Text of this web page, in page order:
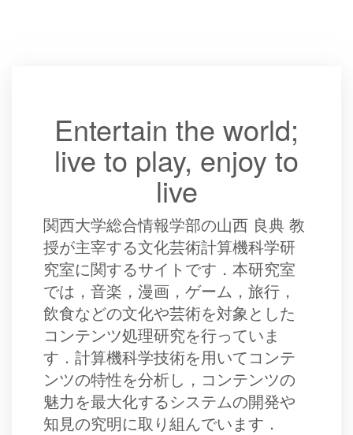
Entertain the world;
live to play, enjoy to
live
関西大学総合情報学部の山西 良典 教
授が主宰する文化芸術計算機科学研
究室に関するサイトです．本研究室
では，音楽，漫画，ゲーム，旅行，
飲食などの文化や芸術を対象とした
コンテンツ処理研究を行っていま
す．計算機科学技術を用いてコンテ
ンツの特性を分析し，コンテンツの
魅力を最大化するシステムの開発や
知見の究明に取り組んでいます．